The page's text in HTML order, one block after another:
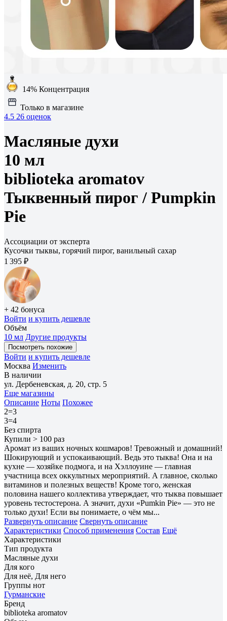
14% Концентрация
Только в магазине
4.5 26 оценок
Масляные духи
10 мл
biblioteka aromatov
Тыквенный пирог / Pumpkin
Pie
Ассоциации от эксперта
Кусочки тыквы, горячий пирог, ванильный сахар
1 395 ₽
+ 42 бонуса
Войти и купить дешевле
Объём
10 мл Другие продукты
Посмотреть похожие
Войти и купить дешевле
Москва Изменить
В наличии
ул. Дербеневская, д. 20, стр. 5
Еще магазины
Описание Ноты Похожее
2=3
3=4
Без спирта
Купили > 100 раз
Аромат из ваших ночных кошмаров! Тревожный и домашний!
Шокирующий и успокаивающий. Ведь это тыква! Она и на
кухне — хозяйке подмога, и на Хэллоуине — главная
участница всех оккультных мероприятий. А главное, сколько
витаминов и полезных веществ! Кроме того, женская
половина нашего коллектива утверждает, что тыква повышает
уровень тестостерона. А значит, духи «Pumkin Pie» — это не
только духи! Если вы понимаете, о чём мы...
Развернуть описание Свернуть описание
Характеристики Способ применения Состав Ещё
Характеристики
Тип продукта
Масляные духи
Для кого
Для неё, Для него
Группы нот
Гурманские
Бренд
biblioteka aromatov